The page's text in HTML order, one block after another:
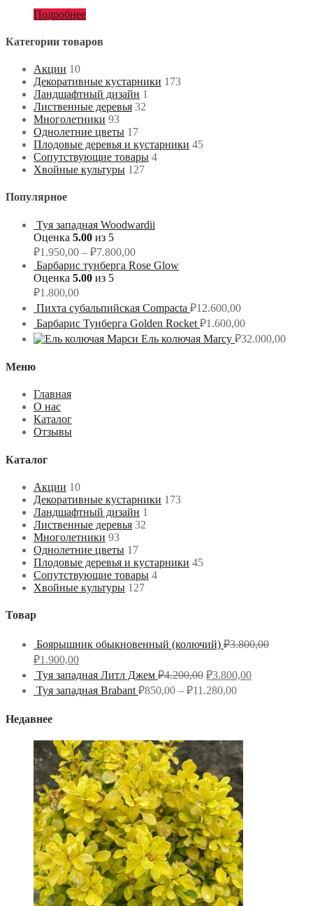
Подробнее
Категории товаров
Акции 10
Декоративные кустарники 173
Ландшафтный дизайн 1
Лиственные деревья 32
Многолетники 93
Однолетние цветы 17
Плодовые деревья и кустарники 45
Сопутствующие товары 4
Хвойные культуры 127
Популярное
Туя западная Woodwardii
Оценка 5.00 из 5
₽1.950,00 – ₽7.800,00
Барбарис тунберга Rose Glow
Оценка 5.00 из 5
₽1.800,00
Пихта субальпийская Compacta ₽12.600,00
Барбарис Тунберга Golden Rocket ₽1.600,00
Ель колючая Marcy ₽32.000,00
Меню
Главная
О нас
Каталог
Отзывы
Каталог
Акции 10
Декоративные кустарники 173
Ландшафтный дизайн 1
Лиственные деревья 32
Многолетники 93
Однолетние цветы 17
Плодовые деревья и кустарники 45
Сопутствующие товары 4
Хвойные культуры 127
Товар
Боярышник обыкновенный (колючий) ₽3.800,00
₽1.900,00
Туя западная Литл Джем ₽4.200,00 ₽3.800,00
Туя западная Brabant ₽850,00 – ₽11.280,00
Недавнее